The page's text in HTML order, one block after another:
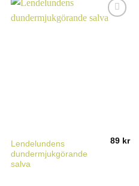
Lendelundens
dundermjukgörande
salva
89 kr